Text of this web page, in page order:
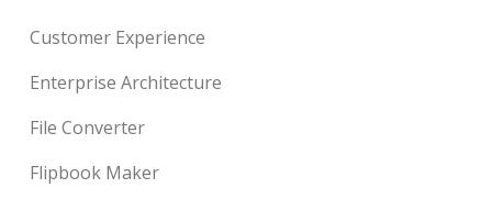
Customer Experience
Enterprise Architecture
File Converter
Flipbook Maker